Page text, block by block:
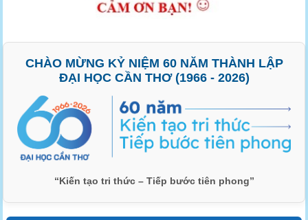
CHÀO MỪNG KỶ NIỆM 60 NĂM THÀNH LẬP
ĐẠI HỌC CẦN THƠ (1966 - 2026)
“Kiến tạo tri thức – Tiếp bước tiên phong”